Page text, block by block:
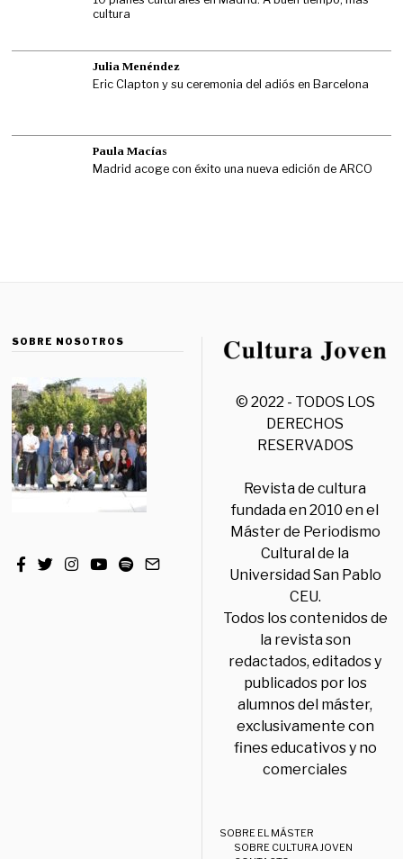
cultura
Julia Menéndez
Eric Clapton y su ceremonia del adiós en Barcelona
Paula Macías
Madrid acoge con éxito una nueva edición de ARCO
SOBRE NOSOTROS
© 2022 - TODOS LOS
DERECHOS
RESERVADOS
Revista de cultura
fundada en 2010 en el
Máster de Periodismo
Cultural de la
Universidad San Pablo
CEU.
Todos los contenidos de
la revista son
redactados, editados y
publicados por los
alumnos del máster,
exclusivamente con
fines educativos y no
comerciales
SOBRE EL MÁSTER
SOBRE CULTURA JOVEN